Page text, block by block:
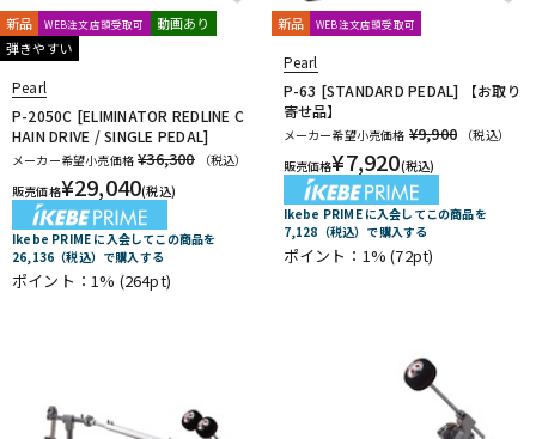
新品 WEB注文店頭受取可
動画あり
弾きやすい
Pearl
P-2050C [ELIMINATOR REDLINE C
HAIN DRIVE / SINGLE PEDAL]
メーカー希望小売価格 ¥36,300
（税込）
販売価格¥29,040(税込)
Ikebe PRIME に入会してこの商品を
26,136（税込）で購入する
ポイント：1% (264pt)
新品 WEB注文店頭受取可
Pearl
P-63 [STANDARD PEDAL] 【お取り
寄せ品】
メーカー希望小売価格 ¥9,900
（税込）
販売価格¥7,920(税込)
Ikebe PRIME に入会してこの商品を
7,128（税込）で購入する
ポイント：1%(72pt)